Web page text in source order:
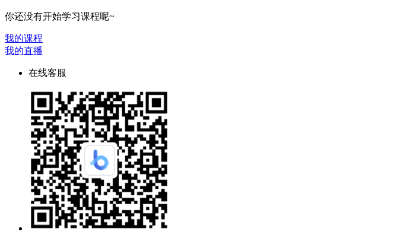
你还没有开始学习课程呢~
我的课程
我的直播
在线客服